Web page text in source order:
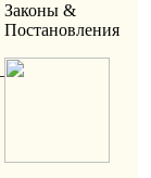
Законы &
Постановления